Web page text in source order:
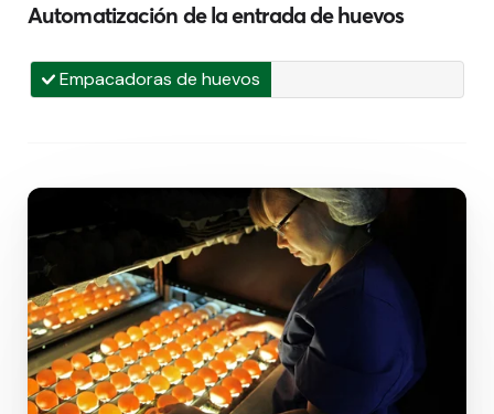
Automatización de la entrada de huevos
Empacadoras de huevos